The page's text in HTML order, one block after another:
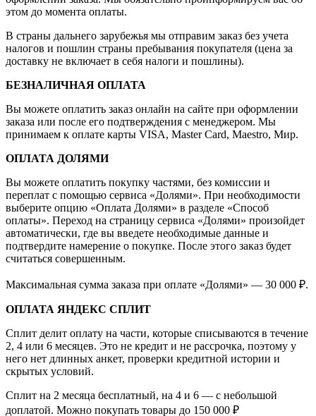
этом до момента оплаты.
В страны дальнего зарубежья мы отправим заказ без учета
налогов и пошлин страны пребывания покупателя (цена за
доставку не включает в себя налоги и пошлины).
БЕЗНАЛИЧНАЯ ОПЛАТА
Вы можете оплатить заказ онлайн на сайте при оформлении
заказа или после его подтверждения с менеджером. Мы
принимаем к оплате карты VISA, Master Card, Maestro, Мир.
ОПЛАТА ДОЛЯМИ
Вы можете оплатить покупку частями, без комиссии и
переплат с помощью сервиса «Долями». При необходимости
выберите опцию «Оплата Долями» в разделе «Способ
оплаты». Переход на страницу сервиса «Долями» произойдет
автоматически, где вы введете необходимые данные и
подтвердите намерение о покупке. После этого заказ будет
считаться совершенным.
Максимальная сумма заказа при оплате «Долями» — 30 000 ₽.
ОПЛАТА ЯНДЕКС СПЛИТ
Сплит делит оплату на части, которые списываются в течение
2, 4 или 6 месяцев. Это не кредит и не рассрочка, поэтому у
него нет длинных анкет, проверки кредитной истории и
скрытых условий.
Сплит на 2 месяца бесплатный, на 4 и 6 — с небольшой
доплатой. Можно покупать товары до 150 000 ₽